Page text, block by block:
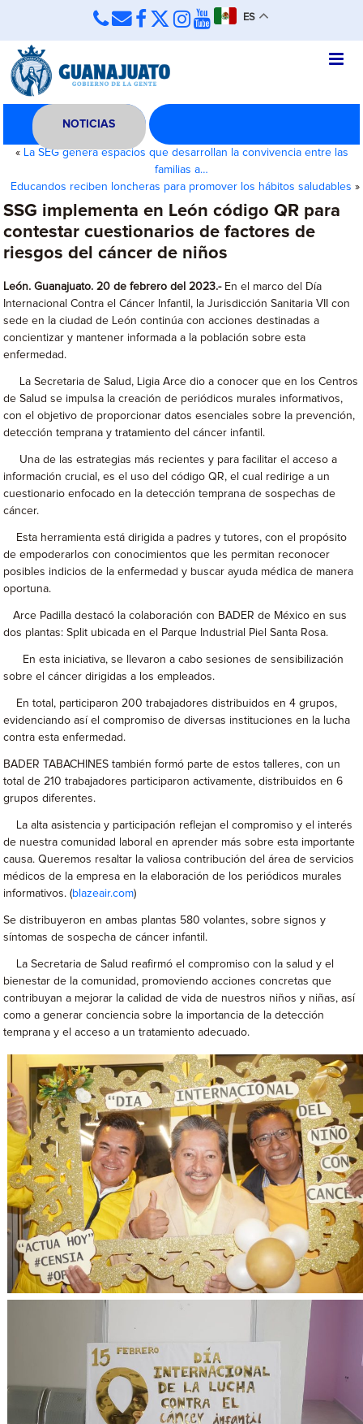
ES
NOTICIAS
« La SEG genera espacios que desarrollan la convivencia entre las
familias a…
Educandos reciben loncheras para promover los hábitos saludables »
SSG implementa en León código QR para
contestar cuestionarios de factores de
riesgos del cáncer de niños
León. Guanajuato. 20 de febrero del 2023.- En el marco del Día
Internacional Contra el Cáncer Infantil, la Jurisdicción Sanitaria VII con
sede en la ciudad de León continúa con acciones destinadas a
concientizar y mantener informada a la población sobre esta
enfermedad.
La Secretaria de Salud, Ligia Arce dio a conocer que en los Centros
de Salud se impulsa la creación de periódicos murales informativos,
con el objetivo de proporcionar datos esenciales sobre la prevención,
detección temprana y tratamiento del cáncer infantil.
Una de las estrategias más recientes y para facilitar el acceso a
información crucial, es el uso del código QR, el cual redirige a un
cuestionario enfocado en la detección temprana de sospechas de
cáncer.
Esta herramienta está dirigida a padres y tutores, con el propósito
de empoderarlos con conocimientos que les permitan reconocer
posibles indicios de la enfermedad y buscar ayuda médica de manera
oportuna.
Arce Padilla destacó la colaboración con BADER de México en sus
dos plantas: Split ubicada en el Parque Industrial Piel Santa Rosa.
En esta iniciativa, se llevaron a cabo sesiones de sensibilización
sobre el cáncer dirigidas a los empleados.
En total, participaron 200 trabajadores distribuidos en 4 grupos,
evidenciando así el compromiso de diversas instituciones en la lucha
contra esta enfermedad.
BADER TABACHINES también formó parte de estos talleres, con un
total de 210 trabajadores participaron activamente, distribuidos en 6
grupos diferentes.
La alta asistencia y participación reflejan el compromiso y el interés
de nuestra comunidad laboral en aprender más sobre esta importante
causa. Queremos resaltar la valiosa contribución del área de servicios
médicos de la empresa en la elaboración de los periódicos murales
informativos. (blazeair.com)
Se distribuyeron en ambas plantas 580 volantes, sobre signos y
síntomas de sospecha de cáncer infantil.
La Secretaria de Salud reafirmó el compromiso con la salud y el
bienestar de la comunidad, promoviendo acciones concretas que
contribuyan a mejorar la calidad de vida de nuestros niños y niñas, así
como a generar conciencia sobre la importancia de la detección
temprana y el acceso a un tratamiento adecuado.